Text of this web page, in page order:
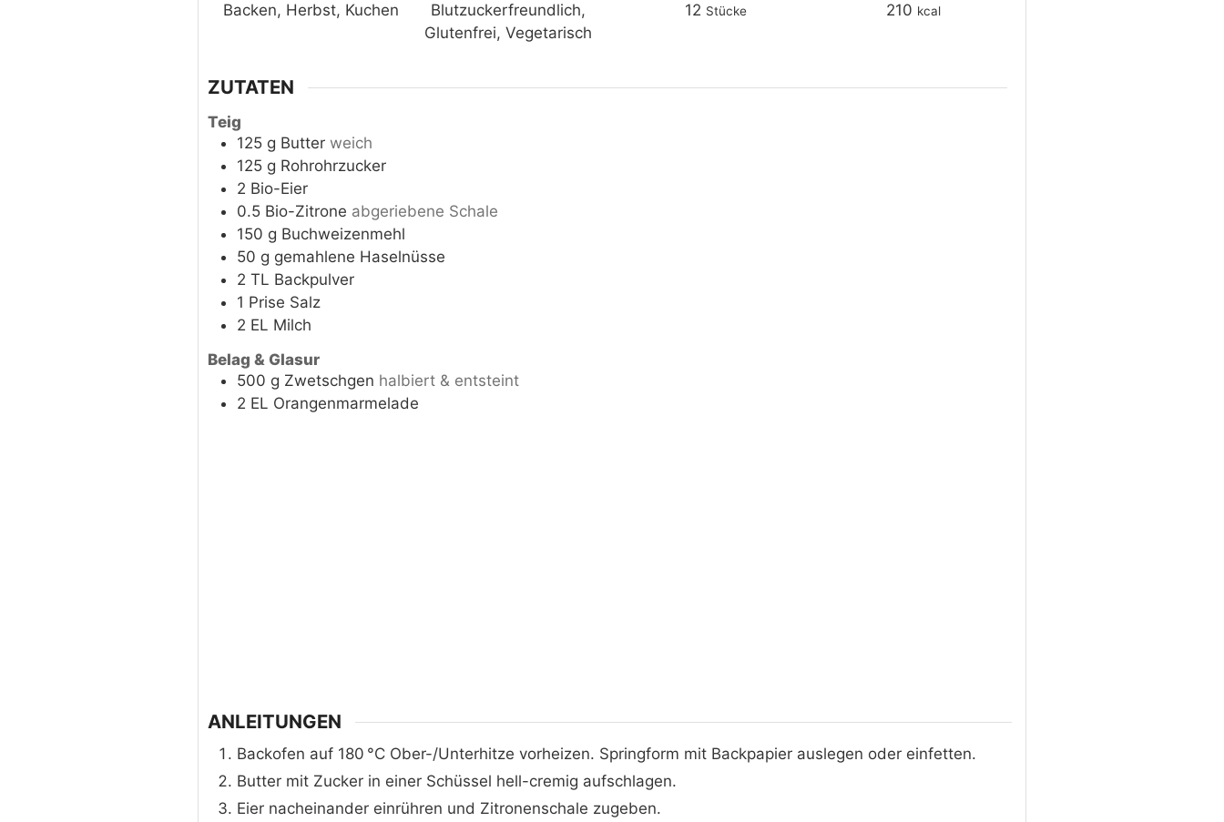
Backen, Herbst, Kuchen
Blutzuckerfreundlich,
Glutenfrei, Vegetarisch
12 Stücke
210 kcal
ZUTATEN
Teig
125 g Butter weich
125 g Rohrohrzucker
2 Bio-Eier
0.5 Bio-Zitrone abgeriebene Schale
150 g Buchweizenmehl
50 g gemahlene Haselnüsse
2 TL Backpulver
1 Prise Salz
2 EL Milch
Belag & Glasur
500 g Zwetschgen halbiert & entsteint
2 EL Orangenmarmelade
ANLEITUNGEN
Backofen auf 180 °C Ober-/Unterhitze vorheizen. Springform mit Backpapier auslegen oder einfetten.
Butter mit Zucker in einer Schüssel hell-cremig aufschlagen.
Eier nacheinander einrühren und Zitronenschale zugeben.